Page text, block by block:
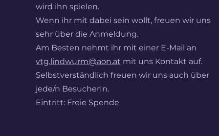
wird ihn spielen.
Wenn ihr mit dabei sein wollt, freuen wir uns
sehr über die Anmeldung.
Am Besten nehmt ihr mit einer E-Mail an
vtg.lindwurm@aon.at mit uns Kontakt auf.
Selbstverständlich freuen wir uns auch über
jede/n BesucherIn.
Eintritt: Freie Spende